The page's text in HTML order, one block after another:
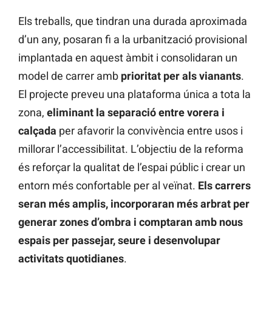
Els treballs, que tindran una durada aproximada
d’un any, posaran fi a la urbanització provisional
implantada en aquest àmbit i consolidaran un
model de carrer amb prioritat per als vianants.
El projecte preveu una plataforma única a tota la
zona, eliminant la separació entre vorera i
calçada per afavorir la convivència entre usos i
millorar l’accessibilitat. L’objectiu de la reforma
és reforçar la qualitat de l’espai públic i crear un
entorn més confortable per al veïnat. Els carrers
seran més amplis, incorporaran més arbrat per
generar zones d’ombra i comptaran amb nous
espais per passejar, seure i desenvolupar
activitats quotidianes.